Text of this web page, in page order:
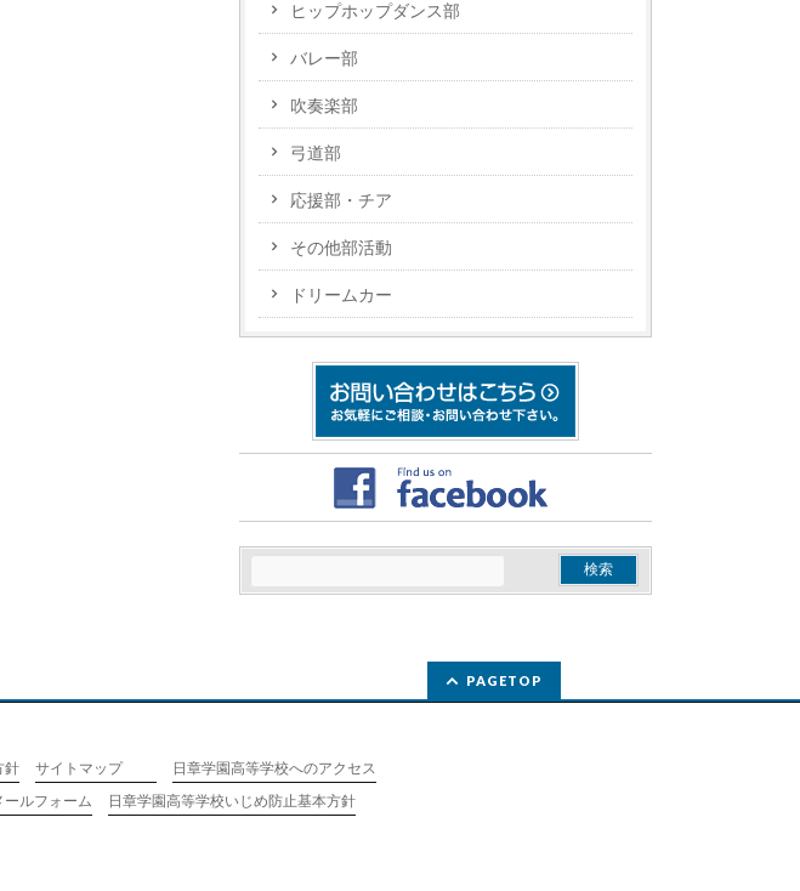
ヒップホップダンス部
バレー部
吹奏楽部
弓道部
応援部・チア
その他部活動
ドリームカー
PAGETOP
針 サイトマップ
日章学園高等学校へのアクセス
ルフォーム
日章学園高等学校いじめ防止基本方針